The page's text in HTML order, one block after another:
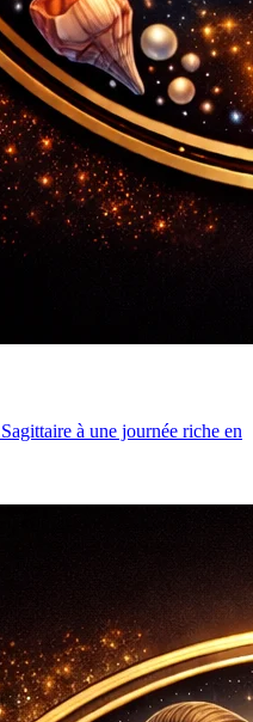
à une journée riche en